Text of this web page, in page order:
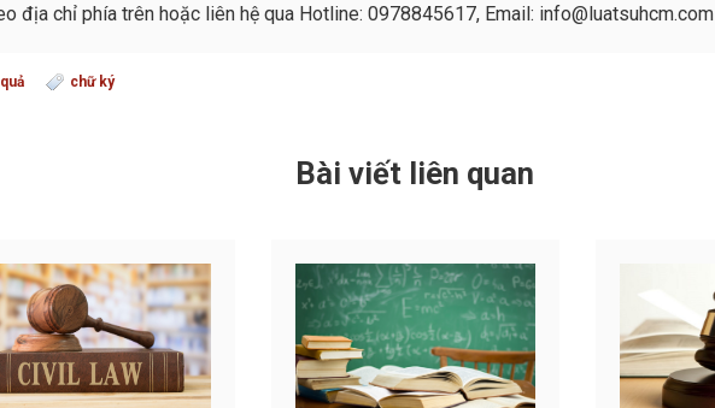
địa chỉ phía trên hoặc liên hệ qua Hotline: 0978845617, Email: info@luatsuhcm.com
chữ ký
Bài viết liên quan